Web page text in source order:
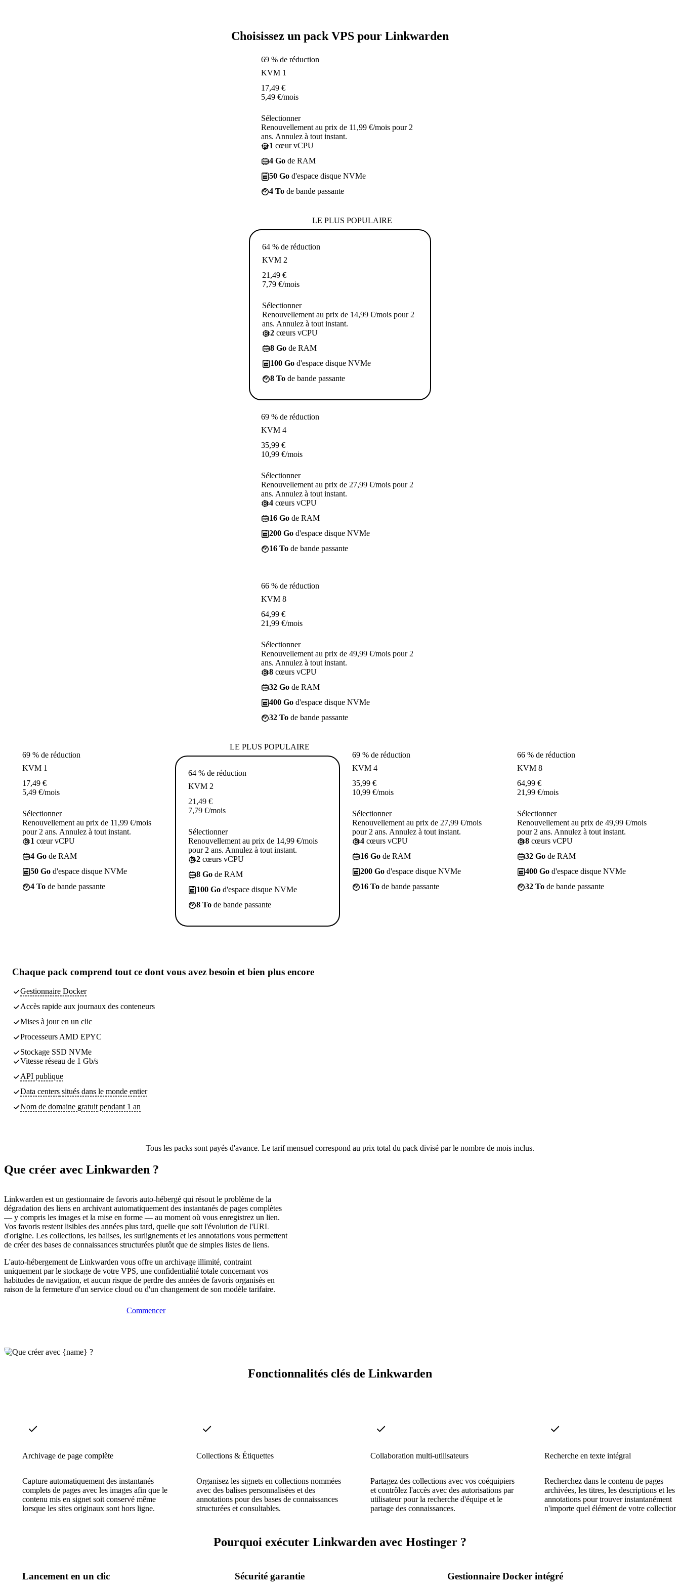
Choisissez un pack VPS pour Linkwarden
69 % de réduction
KVM 1
17,49 €
5,49 €/mois
Sélectionner
Renouvellement au prix de 11,99 €/mois pour 2
ans. Annulez à tout instant.
1 cœur vCPU
4 Go de RAM
50 Go d'espace disque NVMe
4 To de bande passante
LE PLUS POPULAIRE
64 % de réduction
KVM 2
21,49 €
7,79 €/mois
Sélectionner
Renouvellement au prix de 14,99 €/mois pour 2
ans. Annulez à tout instant.
2 cœurs vCPU
8 Go de RAM
100 Go d'espace disque NVMe
8 To de bande passante
69 % de réduction
KVM 4
35,99 €
10,99 €/mois
Sélectionner
Renouvellement au prix de 27,99 €/mois pour 2
ans. Annulez à tout instant.
4 cœurs vCPU
16 Go de RAM
200 Go d'espace disque NVMe
16 To de bande passante
66 % de réduction
KVM 8
64,99 €
21,99 €/mois
Sélectionner
Renouvellement au prix de 49,99 €/mois pour 2
ans. Annulez à tout instant.
8 cœurs vCPU
32 Go de RAM
400 Go d'espace disque NVMe
32 To de bande passante
69 % de réduction
KVM 1
17,49 €
5,49 €/mois
Sélectionner
Renouvellement au prix de 11,99 €/mois
pour 2 ans. Annulez à tout instant.
1 cœur vCPU
4 Go de RAM
50 Go d'espace disque NVMe
4 To de bande passante
LE PLUS POPULAIRE
64 % de réduction
KVM 2
21,49 €
7,79 €/mois
Sélectionner
Renouvellement au prix de 14,99 €/mois
pour 2 ans. Annulez à tout instant.
2 cœurs vCPU
8 Go de RAM
100 Go d'espace disque NVMe
8 To de bande passante
69 % de réduction
KVM 4
35,99 €
10,99 €/mois
Sélectionner
Renouvellement au prix de 27,99 €/mois
pour 2 ans. Annulez à tout instant.
4 cœurs vCPU
16 Go de RAM
200 Go d'espace disque NVMe
16 To de bande passante
66 % de réduction
KVM 8
64,99 €
21,99 €/mois
Sélectionner
Renouvellement au prix de 49,99 €/mois
pour 2 ans. Annulez à tout instant.
8 cœurs vCPU
32 Go de RAM
400 Go d'espace disque NVMe
32 To de bande passante
Chaque pack comprend tout ce dont vous avez besoin et bien plus encore
Gestionnaire Docker
Accès rapide aux journaux des conteneurs
Mises à jour en un clic
Processeurs AMD EPYC
Stockage SSD NVMe
Vitesse réseau de 1 Gb/s
API publique
Data centers situés dans le monde entier
Nom de domaine gratuit pendant 1 an
Tous les packs sont payés d'avance. Le tarif mensuel correspond au prix total du pack divisé par le nombre de mois inclus.
Que créer avec Linkwarden ?
Linkwarden est un gestionnaire de favoris auto-hébergé qui résout le problème de la
dégradation des liens en archivant automatiquement des instantanés de pages complètes
— y compris les images et la mise en forme — au moment où vous enregistrez un lien.
Vos favoris restent lisibles des années plus tard, quelle que soit l'évolution de l'URL
d'origine. Les collections, les balises, les surlignements et les annotations vous permettent
de créer des bases de connaissances structurées plutôt que de simples listes de liens.
L'auto-hébergement de Linkwarden vous offre un archivage illimité, contraint
uniquement par le stockage de votre VPS, une confidentialité totale concernant vos
habitudes de navigation, et aucun risque de perdre des années de favoris organisés en
raison de la fermeture d'un service cloud ou d'un changement de son modèle tarifaire.
Commencer
Fonctionnalités clés de Linkwarden
Archivage de page complète
Capture automatiquement des instantanés
complets de pages avec les images afin que le
contenu mis en signet soit conservé même
lorsque les sites originaux sont hors ligne.
Collections & Étiquettes
Organisez les signets en collections nommées
avec des balises personnalisées et des
annotations pour des bases de connaissances
structurées et consultables.
Collaboration multi-utilisateurs
Partagez des collections avec vos coéquipiers
et contrôlez l'accès avec des autorisations par
utilisateur pour la recherche d'équipe et le
partage des connaissances.
Recherche en texte intégral
Recherchez dans le contenu de pages
archivées, les titres, les descriptions et les
annotations pour trouver instantanément
n'importe quel élément de votre collection.
Pourquoi exécuter Linkwarden avec Hostinger ?
Lancement en un clic Sécurité garantie Gestionnaire Docker intégré